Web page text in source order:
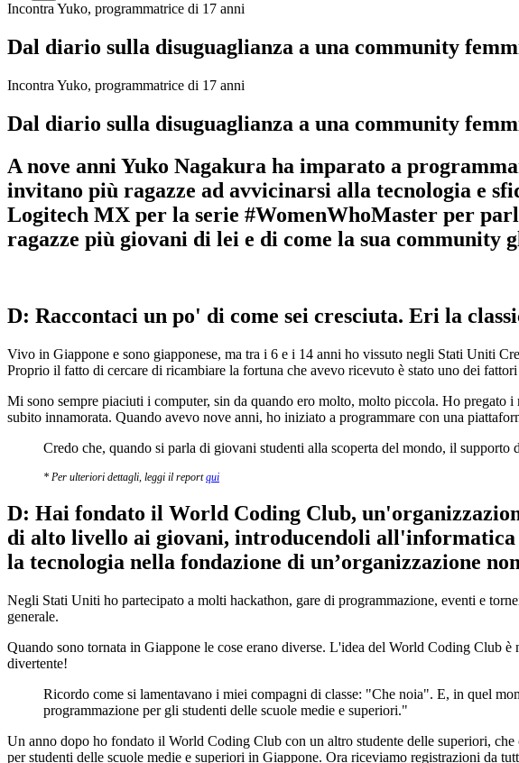
Incontra Yuko, programmatrice di 17 anni
Dal diario sulla disuguaglianza a una community
Incontra Yuko, programmatrice di 17 anni
Dal diario sulla disuguaglianza a una community
A nove anni Yuko Nagakura ha imparato a
invitano più ragazze ad avvicinarsi alla tecnologia e
Logitech MX per la serie #WomenWhoMaster per
ragazze più giovani di lei e di come la sua community
D: Raccontaci un po' di come sei cresciuta. Eri la
​​Vivo in Giappone e sono giapponese, ma tra i 6 e i 14 anni ho vissuto negli Stati Uniti
Proprio il fatto di cercare di ricambiare la fortuna che avevo ricevuto è stato uno dei
Mi sono sempre piaciuti i computer, sin da quando ero molto, molto piccola. Ho
subito innamorata. Quando avevo nove anni, ho iniziato a programmare con una
Credo che, quando si parla di giovani studenti alla scoperta del mondo, il
* Per ulteriori dettagli, leggi il reportqui
D: Hai fondato il World Coding Club,
di alto livello ai giovani, introducendoli
la tecnologia nella fondazione di un’organizzazione
Negli Stati Uniti ho partecipato a molti hackathon, gare di programmazione, eventi e
generale.
Quando sono tornata in Giappone le cose erano diverse. L'idea del World Coding Club
divertente!
Ricordo come si lamentavano i miei compagni di classe: "Che noia". E, in quel
programmazione per gli studenti delle scuole medie e superiori."
Un anno dopo ho fondato il World Coding Club con un altro studente delle superiori,
per studenti delle scuole medie e superiori in Giappone. Ora riceviamo registrazioni da